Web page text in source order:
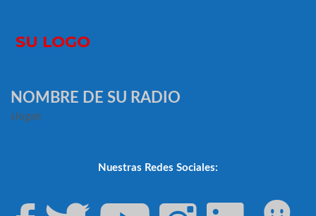
NOMBRE DE SU RADIO
slogan
Nuestras Redes Sociales: